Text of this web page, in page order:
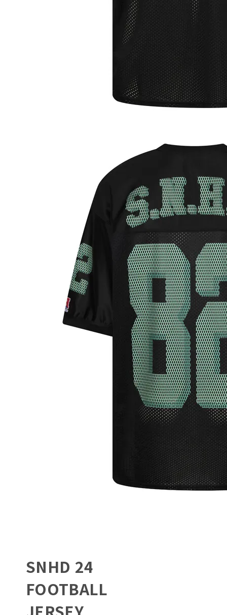
SNHD 24
FOOTBALL